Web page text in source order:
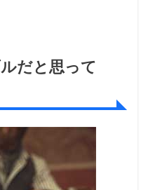
だと思って